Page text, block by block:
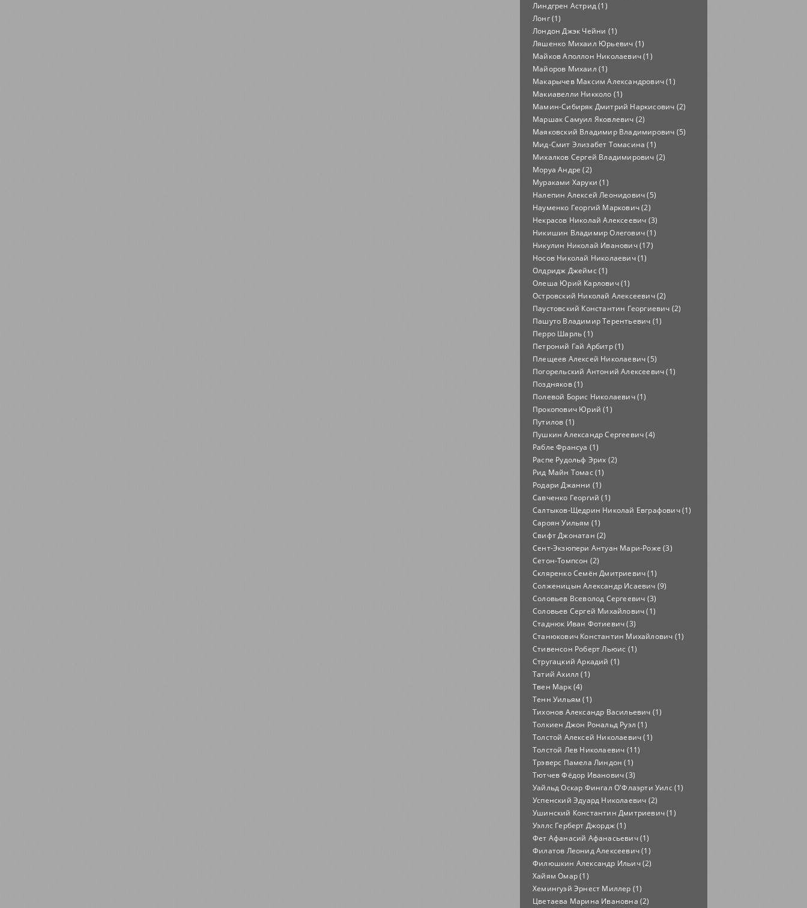
Линдгрен Астрид (1)
Лонг (1)
Лондон Джэк Чейни (1)
Ляшенко Михаил Юрьевич (1)
Майков Аполлон Николаевич (1)
Майоров Михаил (1)
Макарычев Максим Александрович (1)
Макиавелли Никколо (1)
Мамин-Сибиряк Дмитрий Наркисович (2)
Маршак Самуил Яковлевич (2)
Маяковский Владимир Владимирович (5)
Мид-Смит Элизабет Томасина (1)
Михалков Сергей Владимирович (2)
Моруа Андре (2)
Мураками Харуки (1)
Налепин Алексей Леонидович (5)
Науменко Георгий Маркович (2)
Некрасов Николай Алексеевич (3)
Никишин Владимир Олегович (1)
Никулин Николай Иванович (17)
Носов Николай Николаевич (1)
Олдридж Джеймс (1)
Олеша Юрий Карлович (1)
Островский Николай Алексеевич (2)
Паустовский Константин Георгиевич (2)
Пашуто Владимир Терентьевич (1)
Перро Шарль (1)
Петроний Гай Арбитр (1)
Плещеев Алексей Николаевич (5)
Погорельский Антоний Алексеевич (1)
Поздняков (1)
Полевой Борис Николаевич (1)
Прокопович Юрий (1)
Путилов (1)
Пушкин Александр Сергеевич (4)
Рабле Франсуа (1)
Распе Рудольф Эрих (2)
Рид Майн Томас (1)
Родари Джанни (1)
Савченко Георгий (1)
Салтыков-Щедрин Николай Евграфович (1)
Сароян Уильям (1)
Свифт Джонатан (2)
Сент-Экзюпери Антуан Мари-Роже (3)
Сетон-Томпсон (2)
Скляренко Семён Дмитриевич (1)
Солженицын Александр Исаевич (9)
Соловьев Всеволод Сергеевич (3)
Соловьев Сергей Михайлович (1)
Стаднюк Иван Фотиевич (3)
Станюкович Константин Михайлович (1)
Стивенсон Роберт Льюис (1)
Стругацкий Аркадий (1)
Татий Ахилл (1)
Твен Марк (4)
Тенн Уильям (1)
Тихонов Александр Васильевич (1)
Толкиен Джон Рональд Руэл (1)
Толстой Алексей Николаевич (1)
Толстой Лев Николаевич (11)
Трэверс Памела Линдон (1)
Тютчев Фёдор Иванович (3)
Уайльд Оскар Фингал О'Флаэрти Уилс (1)
Успенский Эдуард Николаевич (2)
Ушинский Константин Дмитриевич (1)
Уэллс Герберт Джордж (1)
Фет Афанасий Афанасьевич (1)
Филатов Леонид Алексеевич (1)
Филюшкин Александр Ильич (2)
Хайям Омар (1)
Хемингуэй Эрнест Миллер (1)
Цветаева Марина Ивановна (2)